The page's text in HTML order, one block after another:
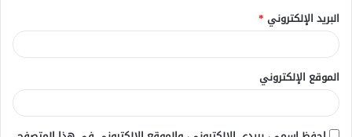
البريد الإلكتروني *
الموقع الإلكتروني